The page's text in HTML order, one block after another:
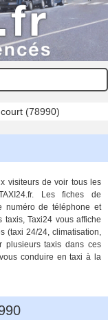
(78990)
visiteurs de voir tous les
Les fiches de
numéro de téléphone et
taxis, Taxi24 vous affiche
(taxi 24/24, climatisation,
plusieurs taxis dans ces
conduire en taxi à la